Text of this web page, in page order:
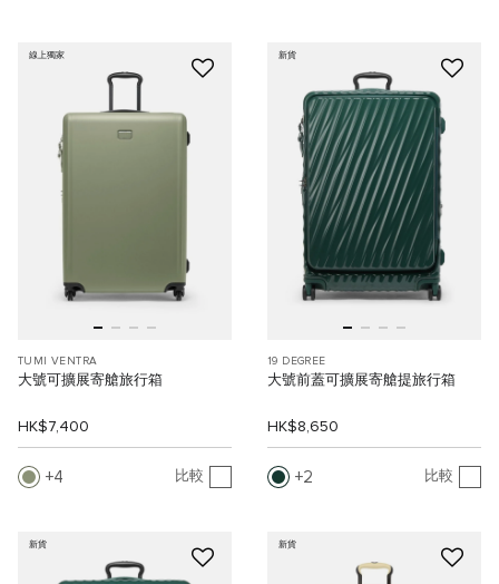
線上獨家
TUMI VENTRA
大號可擴展寄艙旅行箱
HK$7,400
4 比較
新貨
19 DEGREE
大號前蓋可擴展寄艙提旅行箱
HK$8,650
2 比較
新貨 新貨